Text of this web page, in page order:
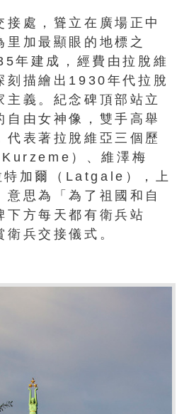
接處，聳立在廣場正中
里加最顯眼的地標之
年建成，經費由拉脫維
刻描繪出1930年代拉脫
主義。紀念碑頂部站立
自由女神像，雙手高舉
代表著拉脫維亞三個歷
）、維澤梅
特加爾（Latgale），上
意思為「為了祖國和自
下方每天都有衛兵站
兵交接儀式。